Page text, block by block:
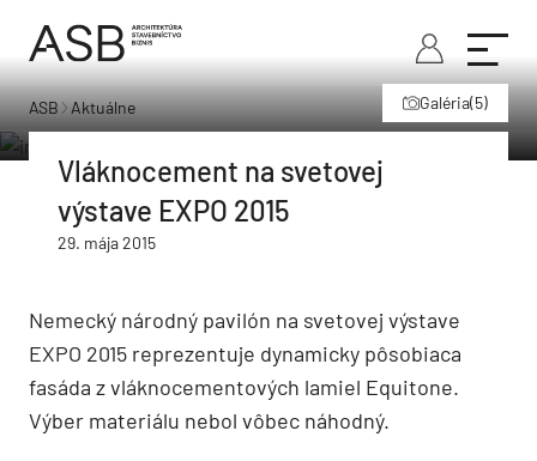
ASB Aktuálne Galéria(5)
Vláknocement na svetovej
výstave EXPO 2015
29. mája 2015
Nemecký národný pavilón na svetovej výstave
EXPO 2015 reprezentuje dynamicky pôsobiaca
fasáda z vláknocementových lamiel Equitone.
Výber materiálu nebol vôbec náhodný.